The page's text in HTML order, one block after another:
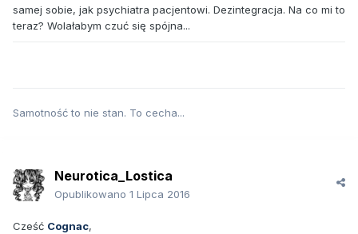
samej sobie, jak psychiatra pacjentowi. Dezintegracja. Na co mi to
teraz? Wolałabym czuć się spójna...
Samotność to nie stan. To cecha...
Neurotica_Lostica
Opublikowano 1 Lipca 2016
Cześć Cognac,